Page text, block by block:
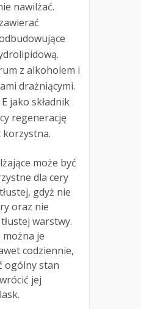
nawilżać.
z alkoholem i
drażniącymi.
jako składnik
regenerację
może być
dla cery
gdyż nie
oraz nie
warstwy.
je
codziennie,
ogólny stan
jej